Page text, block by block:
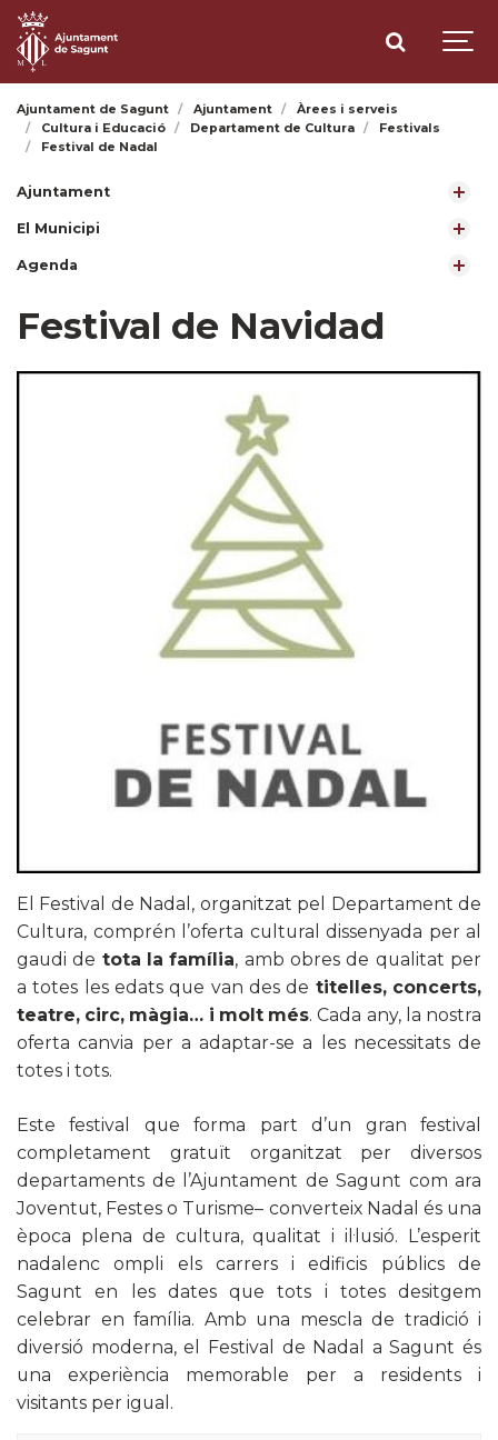
Ajuntament de Sagunt Ajuntament
Àrees i serveis
Cultura i Educació
Departament de Cultura
Festivals
Festival de Nadal
Ajuntament
El Municipi
Agenda
Festival de Navidad
El Festival de Nadal, organitzat pel Departament de
Cultura, comprén l’oferta cultural dissenyada per al
gaudi de tota la família, amb obres de qualitat per
a totes les edats que van des de titelles, concerts,
teatre, circ, màgia… i molt més. Cada any, la nostra
oferta canvia per a adaptar-se a les necessitats de
totes i tots.
Este festival que forma part d’un gran festival
completament gratuït organitzat per diversos
departaments de l’Ajuntament de Sagunt com ara
Joventut, Festes o Turisme– converteix Nadal és una
època plena de cultura, qualitat i il·lusió. L’esperit
nadalenc ompli els carrers i edificis públics de
Sagunt en les dates que tots i totes desitgem
celebrar en família. Amb una mescla de tradició i
diversió moderna, el Festival de Nadal a Sagunt és
una experiència memorable per a residents i
visitants per igual.